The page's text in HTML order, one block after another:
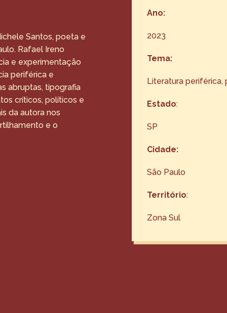
Santos, poeta e
Rafael Ireno
e experimentação
periférica e
abruptas, tipografia
críticos, políticos e
da autora nos
e o
Ano:
2023
Tema:
Literatura periférica,
Estado:
SP
Cidade:
São Paulo
Território:
Zona Sul